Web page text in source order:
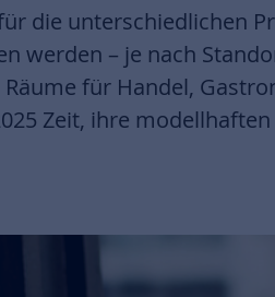
die unterschiedlichen
werden – je nach
für Handel,
Zeit, ihre